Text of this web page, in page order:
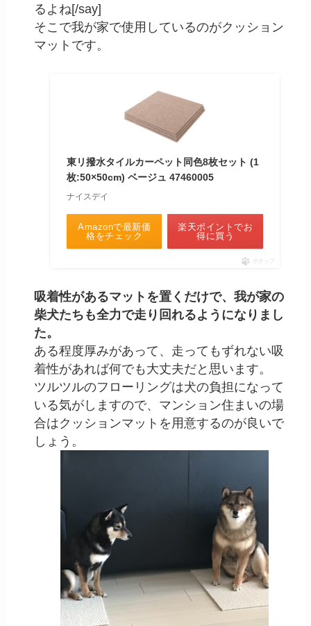
るよね[/say]
そこで我が家で使用しているのがクッション
マットです。
東リ撥水タイルカーペット同色8枚セット (1
枚:50×50cm) ベージュ 47460005
ナイスデイ
Amazonで最新価
格をチェック
楽天ポイントでお
得に買う
ポチップ
吸着性があるマットを置くだけで、我が家の
柴犬たちも全力で走り回れるようになりまし
た。
ある程度厚みがあって、走ってもずれない吸
着性があれば何でも大丈夫だと思います。
ツルツルのフローリングは犬の負担になって
いる気がしますので、マンション住まいの場
合はクッションマットを用意するのが良いで
しょう。